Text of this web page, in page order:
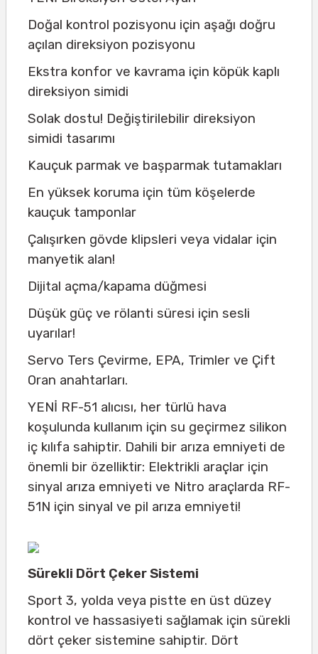
Doğal kontrol pozisyonu için aşağı doğru
açılan direksiyon pozisyonu
Ekstra konfor ve kavrama için köpük kaplı
direksiyon simidi
Solak dostu! Değiştirilebilir direksiyon
simidi tasarımı
Kauçuk parmak ve başparmak tutamakları
En yüksek koruma için tüm köşelerde
kauçuk tamponlar
Çalışırken gövde klipsleri veya vidalar için
manyetik alan!
Dijital açma/kapama düğmesi
Düşük güç ve rölanti süresi için sesli
uyarılar!
Servo Ters Çevirme, EPA, Trimler ve Çift
Oran anahtarları.
YENİ RF-51 alıcısı, her türlü hava
koşulunda kullanım için su geçirmez silikon
iç kılıfa sahiptir. Dahili bir arıza emniyeti de
önemli bir özelliktir: Elektrikli araçlar için
sinyal arıza emniyeti ve Nitro araçlarda RF-
51N için sinyal ve pil arıza emniyeti!
Sürekli Dört Çeker Sistemi
Sport 3, yolda veya pistte en üst düzey
kontrol ve hassasiyeti sağlamak için sürekli
dört çeker sistemine sahiptir. Dört